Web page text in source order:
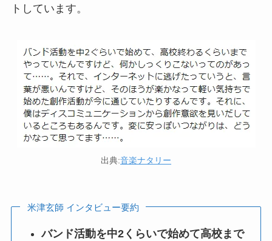
トしています。
出典:音楽ナタリー
米津玄師 インタビュー要約
バンド活動を中2くらいで始めて高校まで